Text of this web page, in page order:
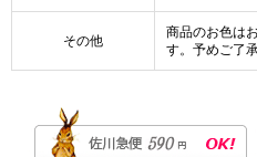
その他
商品のお色は
す。予めご了